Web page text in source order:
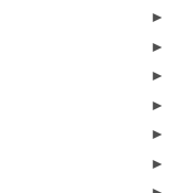
►
►
►
►
►
►